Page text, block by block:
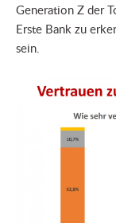
Generation Z der
Erste Bank zu
sein.